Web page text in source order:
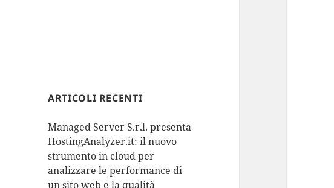
ARTICOLI RECENTI
Managed Server S.r.l. presenta
HostingAnalyzer.it: il nuovo
strumento in cloud per
analizzare le performance di
un sito web e la qualità